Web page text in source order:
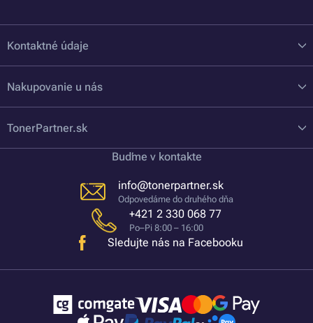
Kontaktné údaje
Nakupovanie u nás
TonerPartner.sk
Buďme v kontakte
info@tonerpartner.sk
Odpovedáme do druhého dňa
+421 2 330 068 77
Po–Pi 8:00 – 16:00
Sledujte nás na Facebooku